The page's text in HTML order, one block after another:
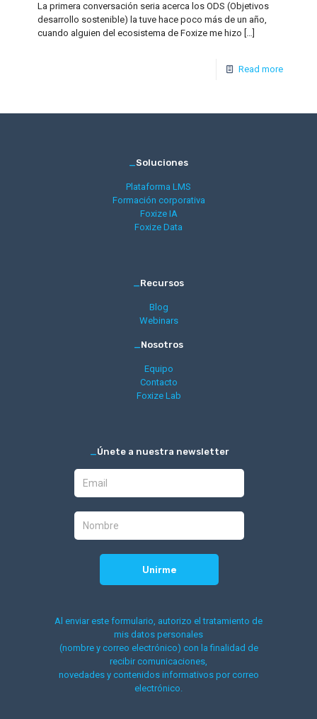
La primera conversación seria acerca los ODS (Objetivos
desarrollo sostenible) la tuve hace poco más de un año,
cuando alguien del ecosistema de Foxize me hizo […]
Read more
_Soluciones
Plataforma LMS
Formación corporativa
Foxize IA
Foxize Data
_Recursos
Blog
Webinars
_Nosotros
Equipo
Contacto
Foxize Lab
_Únete a nuestra newsletter
Al enviar este formulario, autorizo el tratamiento de
mis datos personales
(nombre y correo electrónico) con la finalidad de
recibir comunicaciones,
novedades y contenidos informativos por correo
electrónico.